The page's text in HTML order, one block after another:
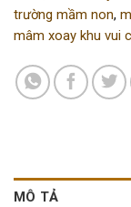
trường mầm non,
mâm xoay khu vui
MÔ TẢ